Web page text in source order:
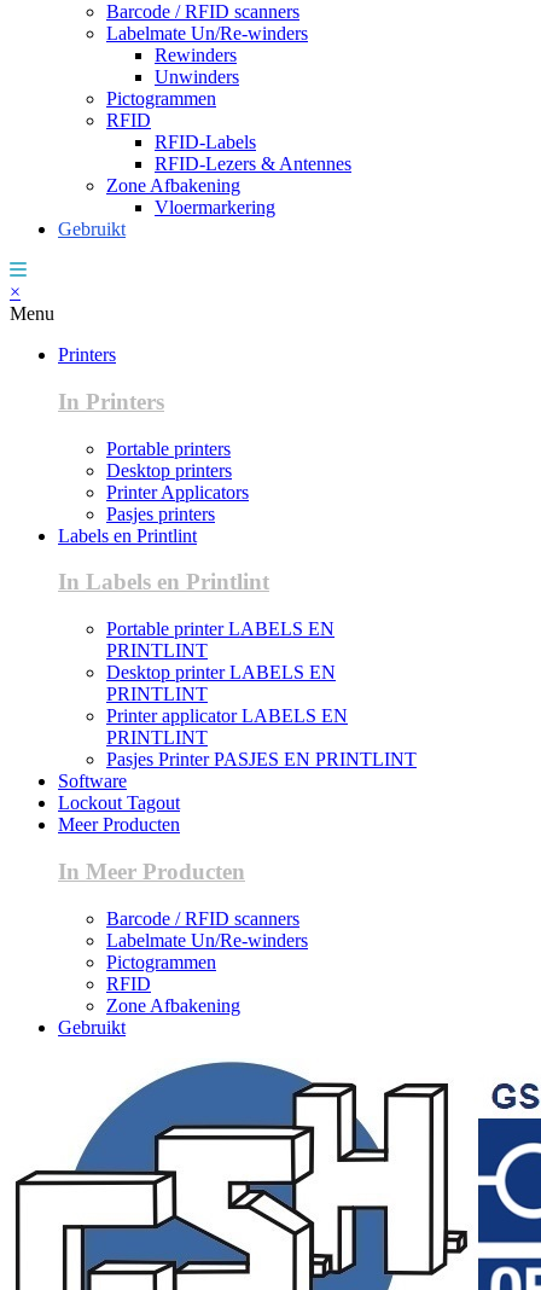
Barcode / RFID scanners
Labelmate Un/Re-winders
Rewinders
Unwinders
Pictogrammen
RFID
RFID-Labels
RFID-Lezers & Antennes
Zone Afbakening
Vloermarkering
Gebruikt
×
Menu
Printers
In Printers
Portable printers
Desktop printers
Printer Applicators
Pasjes printers
Labels en Printlint
In Labels en Printlint
Portable printer LABELS EN
PRINTLINT
Desktop printer LABELS EN
PRINTLINT
Printer applicator LABELS EN
PRINTLINT
Pasjes Printer PASJES EN PRINTLINT
Software
Lockout Tagout
Meer Producten
In Meer Producten
Barcode / RFID scanners
Labelmate Un/Re-winders
Pictogrammen
RFID
Zone Afbakening
Gebruikt